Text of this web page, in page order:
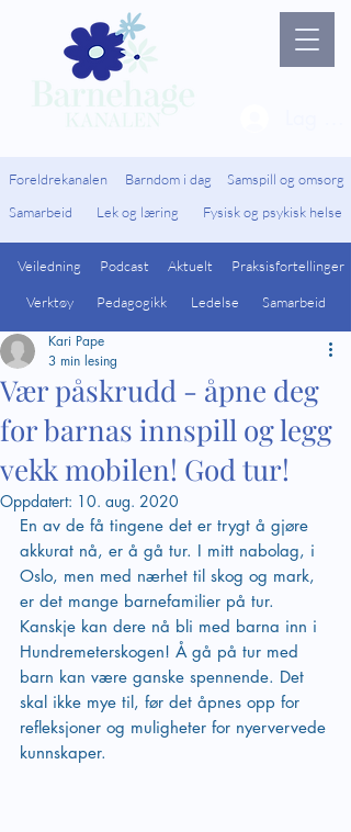
Foreldrekanalen Barndom i dag
Samspill og omsorg
Samarbeid
Lek og læring Fysisk og psykisk helse
Veiledning
Verktøy
Podcast
Pedagogikk
Aktuelt Praksisfortellinger
Ledelse Samarbeid
Vær påskrudd - åpne deg
for barnas innspill og legg
vekk mobilen! God tur!
Kari Pape
3 min lesing
Oppdatert: 10. aug. 2020
En av de få tingene det er trygt å gjøre
akkurat nå, er å gå tur. I mitt nabolag, i
Oslo, men med nærhet til skog og mark,
er det mange barnefamilier på tur.
Kanskje kan dere nå bli med barna inn i
Hundremeterskogen! Å gå på tur med
barn kan være ganske spennende. Det
skal ikke mye til, før det åpnes opp for
refleksjoner og muligheter for nyervervede
kunnskaper.